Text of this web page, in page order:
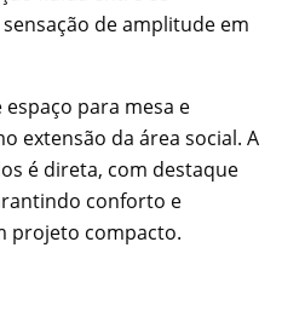
de amplitude em
espaço para mesa e
extensão da área social. A
é direta, com destaque
conforto e
projeto compacto.